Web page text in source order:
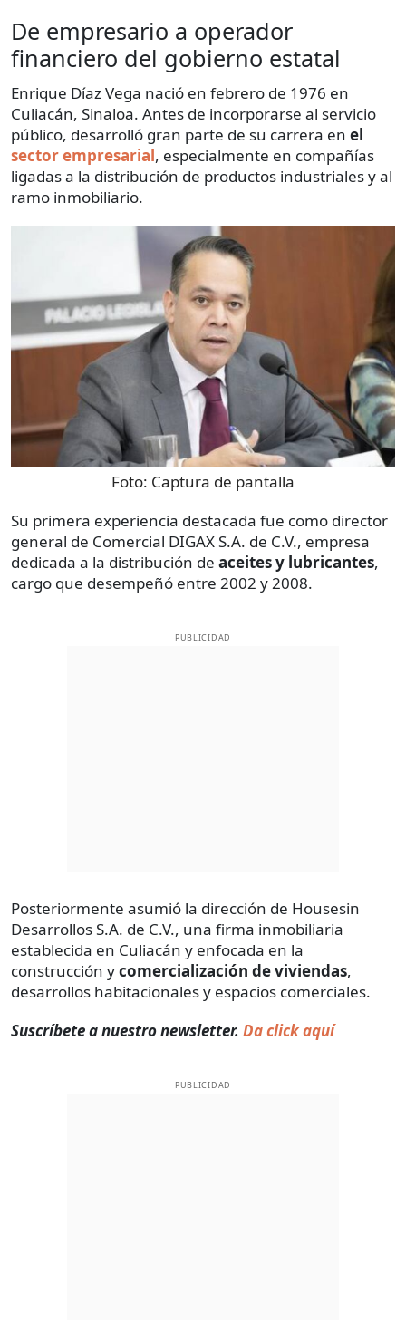
De empresario a operador
financiero del gobierno estatal
Enrique Díaz Vega nació en febrero de 1976 en
Culiacán, Sinaloa. Antes de incorporarse al servicio
público, desarrolló gran parte de su carrera en el
sector empresarial, especialmente en compañías
ligadas a la distribución de productos industriales y al
ramo inmobiliario.
Foto: Captura de pantalla
Su primera experiencia destacada fue como director
general de Comercial DIGAX S.A. de C.V., empresa
dedicada a la distribución de aceites y lubricantes,
cargo que desempeñó entre 2002 y 2008.
PUBLICIDAD
Posteriormente asumió la dirección de Housesin
Desarrollos S.A. de C.V., una firma inmobiliaria
establecida en Culiacán y enfocada en la
construcción ycomercialización de viviendas,
desarrollos habitacionales y espacios comerciales.
Suscríbete a nuestro newsletter. Da click aquí
PUBLICIDAD